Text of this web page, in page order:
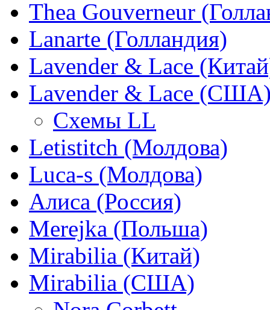
Thea Gouverneur
Lanarte (Голландия)
Lavender & Lace
Lavender & Lace
Схемы LL
Letistitch (Молдова)
Luca-s (Молдова)
Алиса (Россия)
Merejka (Польша)
Mirabilia (Китай)
Mirabilia (США)